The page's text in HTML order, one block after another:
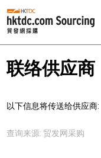
联络供应商
以下信息将传送给供应商:
查询来源: 贸发网采购